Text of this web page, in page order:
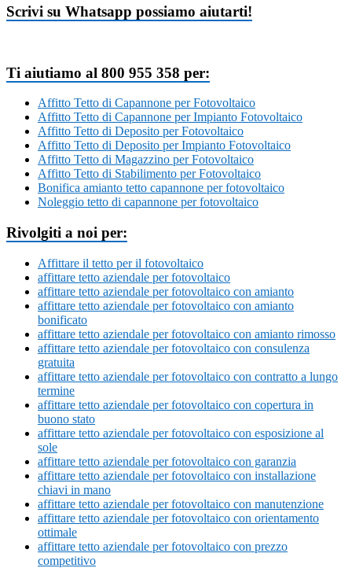
Scrivi su Whatsapp possiamo aiutarti!
Ti aiutiamo al 800 955 358 per:
Affitto Tetto di Capannone per Fotovoltaico
Affitto Tetto di Capannone per Impianto Fotovoltaico
Affitto Tetto di Deposito per Fotovoltaico
Affitto Tetto di Deposito per Impianto Fotovoltaico
Affitto Tetto di Magazzino per Fotovoltaico
Affitto Tetto di Stabilimento per Fotovoltaico
Bonifica amianto tetto capannone per fotovoltaico
Noleggio tetto di capannone per fotovoltaico
Rivolgiti a noi per:
Affittare il tetto per il fotovoltaico
affittare tetto aziendale per fotovoltaico
affittare tetto aziendale per fotovoltaico con amianto
affittare tetto aziendale per fotovoltaico con amianto
bonificato
affittare tetto aziendale per fotovoltaico con amianto rimosso
affittare tetto aziendale per fotovoltaico con consulenza
gratuita
affittare tetto aziendale per fotovoltaico con contratto a lungo
termine
affittare tetto aziendale per fotovoltaico con copertura in
buono stato
affittare tetto aziendale per fotovoltaico con esposizione al
sole
affittare tetto aziendale per fotovoltaico con garanzia
affittare tetto aziendale per fotovoltaico con installazione
chiavi in mano
affittare tetto aziendale per fotovoltaico con manutenzione
affittare tetto aziendale per fotovoltaico con orientamento
ottimale
affittare tetto aziendale per fotovoltaico con prezzo
competitivo